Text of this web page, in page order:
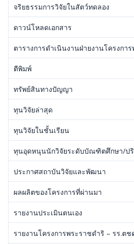
จริยธรรมการวิจัยในสัตว์ทดลอง
ดาวน์โหลดเอกสาร
ตารางการดำเนินงานฝ่ายงานโครงกา
ตีพิมพ์
ทรัพย์สินทางปัญญา
ทุนวิจัยล่าสุด
ทุนวิจัยในชั้นเรียน
ทุนอุดหนุนนักวิจัยระดับบัณฑิตศึกษา/ป
ประกาศสถาบันวิจัยและพัฒนา
ผลผลิตของโครงการที่ผ่านมา
รายงานประเมินตนเอง
รายงานโครงการพระราชดำริ – รร.ตช